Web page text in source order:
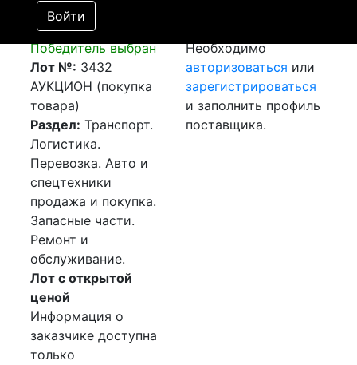
Войти
г.Кентау (РК)
[Завершен]
Победитель выбран
Лот №: 3432
АУКЦИОН (покупка
товара)
Раздел: Транспорт.
Логистика.
Перевозка. Авто и
спецтехники
продажа и покупка.
Запасные части.
Ремонт и
обслуживание.
Лот с открытой
ценой
Информация о
заказчике доступна
только
Необходимо
авторизоваться или
зарегистрироваться
и заполнить профиль
поставщика.